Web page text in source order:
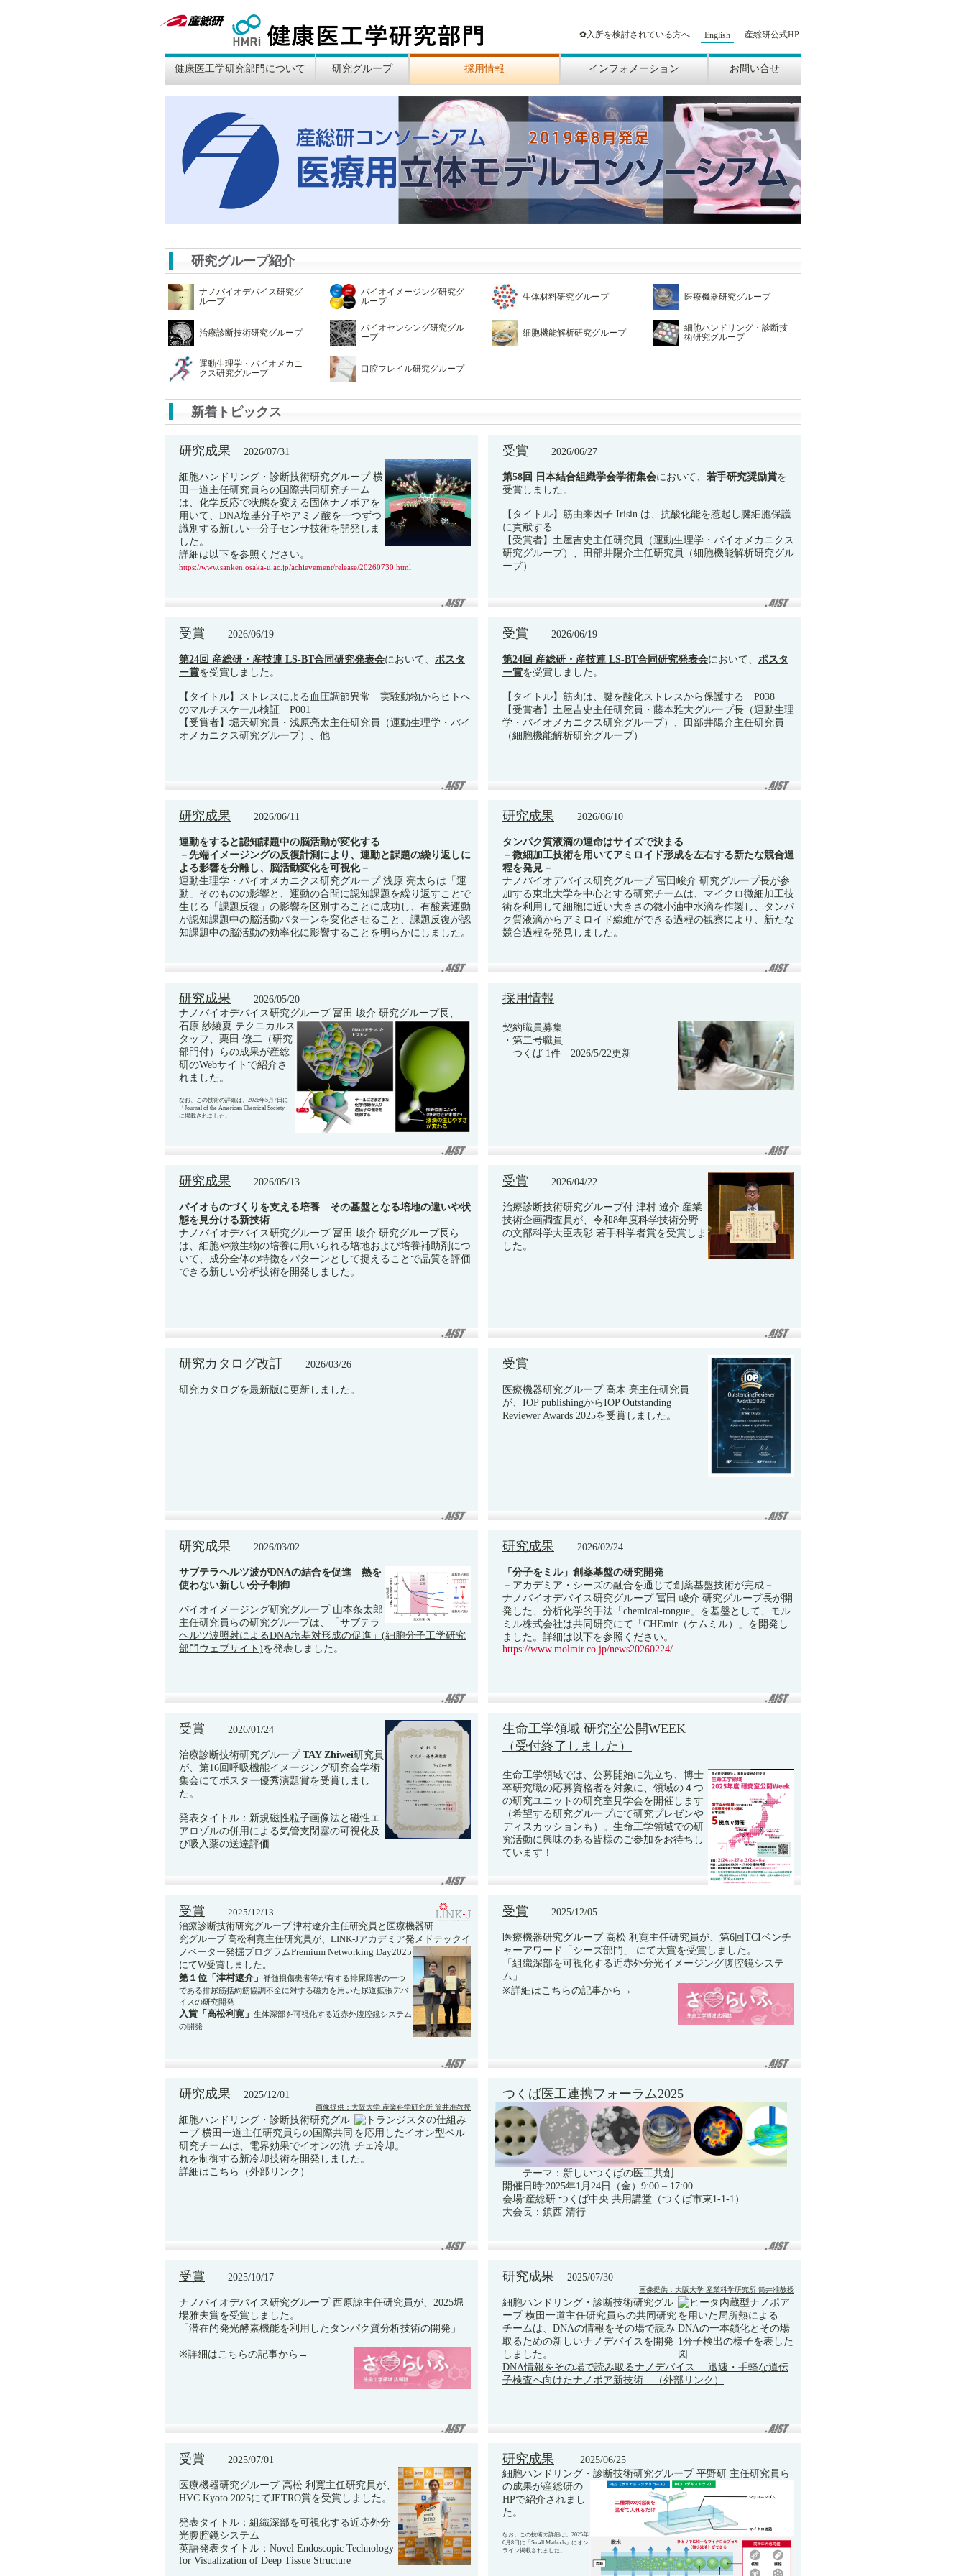
TOP
健康医工学研究部門について 研究グループ 採用情報 インフォメーション お問い合せ
✿入所を検討されている方へ English 産総研公式HP
研究グループ紹介
ナノバイオデバイス研究グ
ループ
バイオイメージング研究グ
ループ
生体材料研究グループ 医療機器研究グループ
治療診断技術研究グループ
バイオセンシング研究グル
ープ
細胞機能解析研究グループ
細胞ハンドリング・診断技
術研究グループ
運動生理学・バイオメカニ
クス研究グループ
口腔フレイル研究グループ
新着トピックス
研究成果 2026/07/31
細胞ハンドリング・診断技術研究グループ 横
田一道主任研究員らの国際共同研究チーム
は、化学反応で状態を変える固体ナノポアを
用いて、DNA塩基分子やアミノ酸を一つずつ
識別する新しい一分子センサ技術を開発しま
した。
詳細は以下を参照ください。
https://www.sanken.osaka-u.ac.jp/achievement/release/20260730.html
受賞 2026/06/27
第58回 日本結合組織学会学術集会において、 若手研究奨励賞を
受賞しました。
【タイトル】筋由来因子 Irisin は、抗酸化能を惹起し腱細胞保護
に貢献する
【受賞者】土屋吉史主任研究員（運動生理学・バイオメカニクス
研究グループ）、田部井陽介主任研究員（細胞機能解析研究グル
ープ）
受賞 2026/06/19
第24回 産総研・産技連 LS-BT合同研究発表会において、 ポスタ
ー賞を受賞しました。
【タイトル】ストレスによる血圧調節異常 実験動物からヒトへ
のマルチスケール検証 P001
【受賞者】堀天研究員・浅原亮太主任研究員（運動生理学・バイ
オメカニクス研究グループ）、他
受賞 2026/06/19
第24回 産総研・産技連 LS-BT合同研究発表会において、 ポスタ
ー賞を受賞しました。
【タイトル】筋肉は、腱を酸化ストレスから保護する P038
【受賞者】土屋吉史主任研究員・藤本雅大グループ長（運動生理
学・バイオメカニクス研究グループ）、田部井陽介主任研究員
（細胞機能解析研究グループ）
研究成果 2026/06/11
運動をすると認知課題中の脳活動が変化する
－先端イメージングの反復計測により、運動と課題の繰り返しに
よる影響を分離し、脳活動変化を可視化－
運動生理学・バイオメカニクス研究グループ 浅原 亮太らは「運
動」そのものの影響と、運動の合間に認知課題を繰り返すことで
生じる「課題反復」の影響を区別することに成功し、有酸素運動
が認知課題中の脳活動パターンを変化させること、課題反復が認
知課題中の脳活動の効率化に影響することを明らかにしました。
研究成果 2026/06/10
タンパク質液滴の運命はサイズで決まる
－微細加工技術を用いてアミロイド形成を左右する新たな競合過
程を発見－
ナノバイオデバイス研究グループ 冨田峻介 研究グループ長が参
加する東北大学を中心とする研究チームは、マイクロ微細加工技
術を利用して細胞に近い大きさの微小油中水滴を作製し、タンパ
ク質液滴からアミロイド線維ができる過程の観察により、新たな
競合過程を発見しました。
研究成果 2026/05/20
ナノバイオデバイス研究グループ 冨田 峻介 研究グループ長、
石原 紗綾夏 テクニカルス
タッフ、栗田 僚二（研究
部門付）らの成果が産総
研のWebサイトで紹介さ
れました。
なお、この技術の詳細は、2026年5月7日に
「Journal of the American Chemical Society」
に掲載されました。
採用情報
契約職員募集
・第二号職員
つくば 1件 2026/5/22更新
研究成果 2026/05/13
バイオものづくりを支える培養―その基盤となる培地の違いや状
態を見分ける新技術
ナノバイオデバイス研究グループ 冨田 峻介 研究グループ長ら
は、細胞や微生物の培養に用いられる培地および培養補助剤につ
いて、成分全体の特徴をパターンとして捉えることで品質を評価
できる新しい分析技術を開発しました。
受賞 2026/04/22
治療診断技術研究グループ付 津村 遼介 産業
技術企画調査員が、令和8年度科学技術分野
の文部科学大臣表彰 若手科学者賞を受賞しま
した。
研究カタログ改訂 2026/03/26
研究カタログを最新版に更新しました。
受賞
医療機器研究グループ 高木 亮主任研究員
が、IOP publishingからIOP Outstanding
Reviewer Awards 2025を受賞しました。
研究成果 2026/03/02
サブテラヘルツ波がDNAの結合を促進—熱を
使わない新しい分子制御—
バイオイメージング研究グループ 山本条太郎
主任研究員らの研究グループは、
「サブテラ
ヘルツ波照射によるDNA塩基対形成の促進」(細胞分子工学研究
部門ウェブサイト)を発表しました。
研究成果 2026/02/24
「分子をミル」創薬基盤の研究開発
－アカデミア・シーズの融合を通じて創薬基盤技術が完成－
ナノバイオデバイス研究グループ 冨田 峻介 研究グループ長が開
発した、分析化学的手法「chemical-tongue」を基盤として、モル
ミル株式会社は共同研究にて「CHEmir（ケムミル）」を開発し
ました。詳細は以下を参照ください。
https://www.molmir.co.jp/news20260224/
受賞 2026/01/24
治療診断技術研究グループ TAY Zhiwei研究員
が、第16回呼吸機能イメージング研究会学術
集会にてポスター優秀演題賞を受賞しまし
た。
発表タイトル：新規磁性粒子画像法と磁性エ
アロゾルの併用による気管支閉塞の可視化及
び吸入薬の送達評価
生命工学領域 研究室公開WEEK
（受付終了しました）
生命工学領域では、公募開始に先立ち、博士
卒研究職の応募資格者を対象に、領域の４つ
の研究ユニットの研究室見学会を開催します
（希望する研究グループにて研究プレゼンや
ディスカッションも）。生命工学領域での研
究活動に興味のある皆様のご参加をお待ちし
ています！
受賞
2025/12/13
治療診断技術研究グループ 津村遼介主任研究員と医療機器研
究グループ 高松利寛主任研究員が、LINK-Jアカデミア発メドテックイ
ノベーター発掘プログラムPremium Networking Day2025
にてW受賞しました。
第１位「津村遼介」 脊髄損傷患者等が有する排尿障害の一つ
である排尿筋括約筋協調不全に対する磁⼒を用いた尿道拡張デバ
イスの研究開発
入賞「高松利寛」 生体深部を可視化する近赤外腹腔鏡システム
の開発
受賞 2025/12/05
医療機器研究グループ 高松 利寛主任研究員が、第6回TCIベンチ
ャーアワード「シーズ部門」 にて大賞を受賞しました。
「組織深部を可視化する近赤外分光イメージング腹腔鏡システ
ム」
※詳細はこちらの記事から→
研究成果 2025/12/01
画像提供：大阪大学 産業科学研究所 筒井准教授
細胞ハンドリング・診断技術研究グル
ープ 横田一道主任研究員らの国際共同
研究チームは、電界効果でイオンの流
れを制御する新冷却技術を開発しました。
詳細はこちら（外部リンク）
つくば医工連携フォーラム2025
テーマ：新しいつくばの医工共創
開催日時:2025年1月24日（金）9:00 – 17:00
会場:産総研 つくば中央 共用講堂（つくば市東1-1-1）
大会長：鎮西 清行
受賞 2025/10/17
ナノバイオデバイス研究グループ 西原諒主任研究員が、2025堀
場雅夫賞を受賞しました。
「潜在的発光酵素機能を利用したタンパク質分析技術の開発」
※詳細はこちらの記事から→
研究成果 2025/07/30
画像提供：大阪大学 産業科学研究所 筒井准教授
細胞ハンドリング・診断技術研究グル
ープ 横田一道主任研究員らの共同研究
チームは、DNAの情報をその場で読み
取るための新しいナノデバイスを開発
しました。
DNA情報をその場で読み取るナノデバイス ―迅速・手軽な遺伝
子検査へ向けたナノポア新技術―（外部リンク）
受賞 2025/07/01
医療機器研究グループ 高松 利寛主任研究員が、
HVC Kyoto 2025にてJETRO賞を受賞しました。
発表タイトル：組織深部を可視化する近赤外分
光腹腔鏡システム
英語発表タイトル：Novel Endoscopic Technology
for Visualization of Deep Tissue Structure
研究成果
2025/06/25
細胞ハンドリング・診断技術研究グループ 平野研 主任研究員ら
の成果が産総研の
HPで紹介されまし
た。
なお、この技術の詳細は、2025年
6月8日に「Small Methods」にオン
ライン掲載されました。